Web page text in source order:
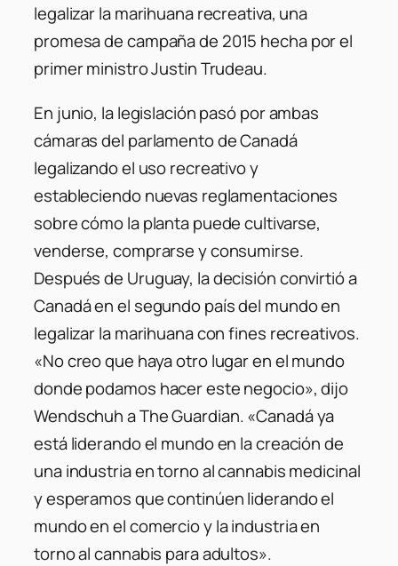
legalizar la marihuana recreativa, una
promesa de campaña de 2015 hecha por el
primer ministro Justin Trudeau.
En junio, la legislación pasó por ambas
cámaras del parlamento de Canadá
legalizando el uso recreativo y
estableciendo nuevas reglamentaciones
sobre cómo la planta puede cultivarse,
venderse, comprarse y consumirse.
Después de Uruguay, la decisión convirtió a
Canadá en el segundo país del mundo en
legalizar la marihuana con fines recreativos.
«No creo que haya otro lugar en el mundo
donde podamos hacer este negocio», dijo
Wendschuh a The Guardian. «Canadá ya
está liderando el mundo en la creación de
una industria en torno al cannabis medicinal
y esperamos que continúen liderando el
mundo en el comercio y la industria en
torno al cannabis para adultos».